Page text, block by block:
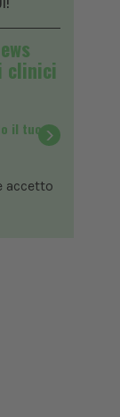
clinici
il tuo
accetto